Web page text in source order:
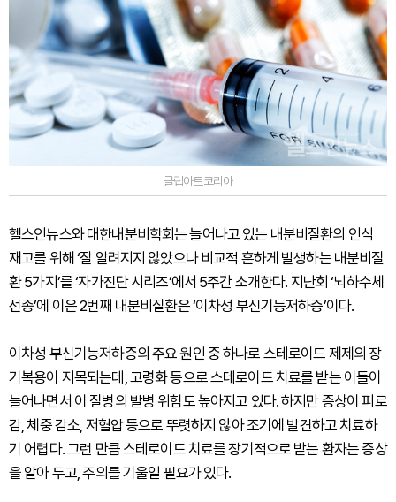
클립아트코리아
헬스인뉴스와 대한내분비학회는 늘어나고 있는 내분비질환의 인식
재고를 위해 ‘잘 알려지지 않았으나 비교적 흔하게 발생하는 내분비질
환 5가지’를 ‘자가진단 시리즈’에서 5주간 소개한다. 지난회 ‘뇌하수체
선종’에 이은 2번째 내분비질환은 ‘이차성 부신기능저하증’이다.
이차성 부신기능저하증의 주요 원인 중 하나로 스테로이드 제제의 장
기복용이 지목되는데, 고령화 등으로 스테로이드 치료를 받는 이들이
늘어나면서 이 질병의 발병 위험도 높아지고 있다. 하지만 증상이 피로
감, 체중 감소, 저혈압 등으로 뚜렷하지 않아 조기에 발견하고 치료하
기 어렵다. 그런 만큼 스테로이드 치료를 장기적으로 받는 환자는 증상
을 알아 두고, 주의를 기울일 필요가 있다.